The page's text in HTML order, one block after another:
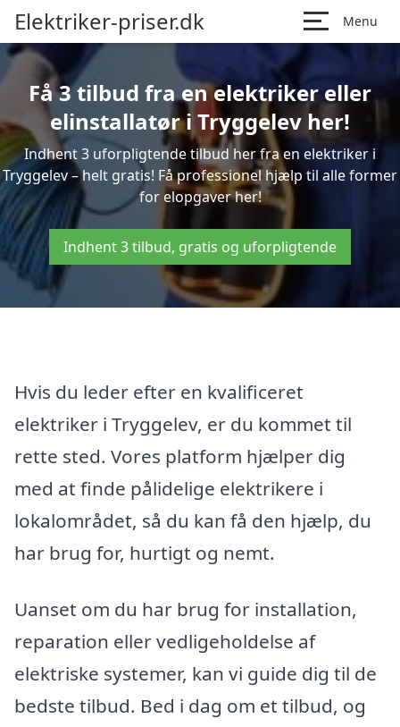
Elektriker-priser.dk Menu
Få 3 tilbud fra en elektriker eller
elinstallatør i Tryggelev her!
Indhent 3 uforpligtende tilbud her fra en elektriker i
Tryggelev – helt gratis! Få professionel hjælp til alle former
for elopgaver her!
Indhent 3 tilbud, gratis og uforpligtende
Hvis du leder efter en kvalificeret
elektriker i Tryggelev, er du kommet til
rette sted. Vores platform hjælper dig
med at finde pålidelige elektrikere i
lokalområdet, så du kan få den hjælp, du
har brug for, hurtigt og nemt.
Uanset om du har brug for installation,
reparation eller vedligeholdelse af
elektriske systemer, kan vi guide dig til de
bedste tilbud. Bed i dag om et tilbud, og